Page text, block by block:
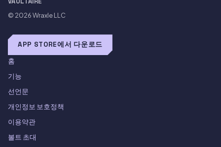
© 2026Wraxle LLC
APP STORE에서 다운로드
홈
기능
선언문
개인정보 보호정책
이용약관
볼트 초대